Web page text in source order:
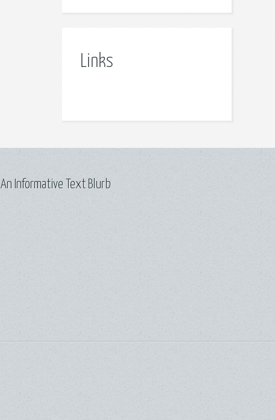
Links
An Informative Text Blurb